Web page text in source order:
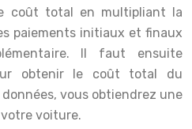
coût total en multipliant la
paiements initiaux et finaux
Il faut ensuite
obtenir le coût total du
vous obtiendrez une
voiture.